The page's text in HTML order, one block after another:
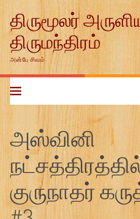
contentதிருமூலர்
திருமந்திரம்
அன்பே சிவம்
அஸ்வினி
குருநாதர்